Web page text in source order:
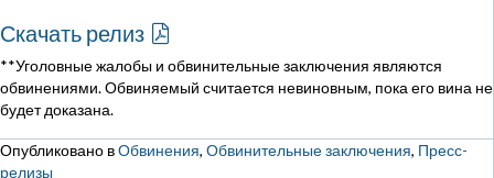
Скачать релиз
**Уголовные жалобы и обвинительные заключения являются
обвинениями. Обвиняемый считается невиновным, пока его вина не
будет доказана.
Опубликовано вОбвинения, Обвинительные заключения, Пресс-
релизы